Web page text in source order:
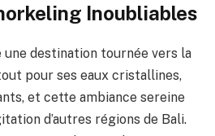
Inoubliables
une destination tournée vers la
pour ses eaux cristallines,
et cette ambiance sereine
d’autres régions de Bali.